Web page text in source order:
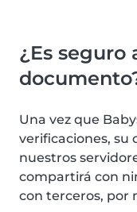
¿Es seguro
Una vez que
verificaciones, su
nuestros
compartirá con
con terceros, por